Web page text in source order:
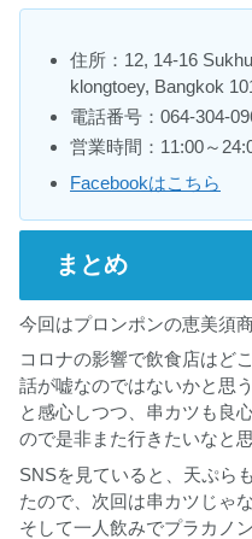
住所：12, 14-16
klongtoey, Bangkok
電話番号：
営業時間：11:00～
Facebookはこちら
まとめ
今回はプロンポンの恵美須
コロナの影響で飲食店はど
話が嘘なのではないかと思
と感心しつつ、串カツも良
ので是非また行きたいなと
SNSを見ていると、天ぷら
たので、次回は串カツじゃ
そして一人飲みでプラカノ